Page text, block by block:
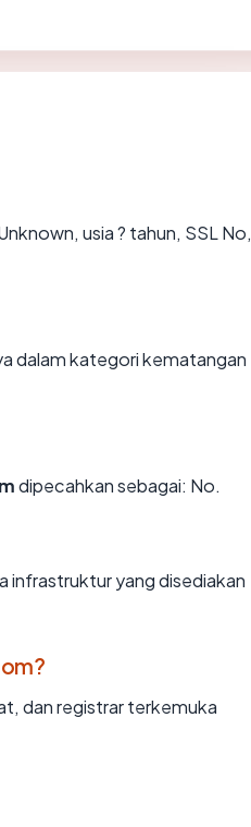
usia ? tahun, SSL No,
dalam kategori kematangan
dipecahkan sebagai: No.
infrastruktur yang disediakan
dan registrar terkemuka